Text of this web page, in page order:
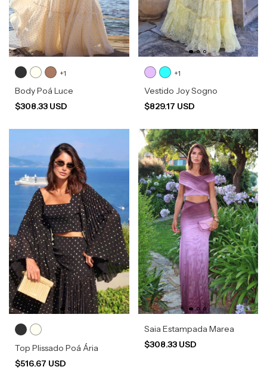
+1
Body Poá Luce
$308.33 USD
+1
Vestido Joy Sogno
$829.17 USD
Top Plissado Poá Ária
$516.67 USD
Saia Estampada Marea
$308.33 USD